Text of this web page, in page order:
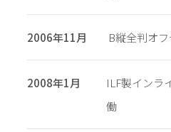
2006年11月 B縦全判オ
2008年1月
ILF製インラ
働